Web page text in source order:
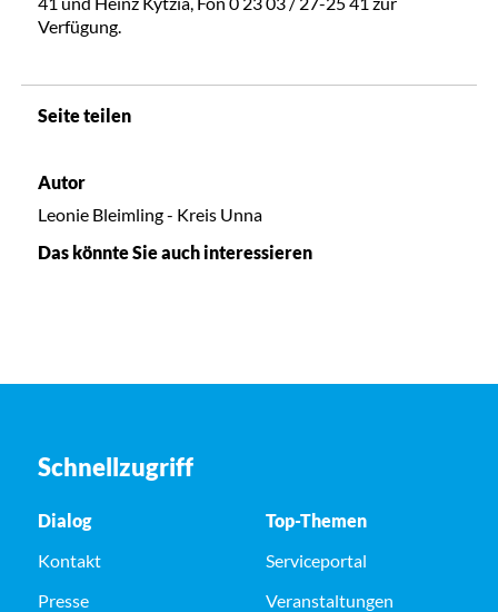
Verfügung.
Seite teilen
Autor
Leonie Bleimling - Kreis Unna
Das könnte Sie auch interessieren
Schnellzugriff
Dialog
Kontakt
Presse
Top-Themen
Serviceportal
Veranstaltungen